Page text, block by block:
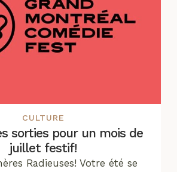
CULTURE
sorties pour un mois de
juillet festif!
Radieuses! Votre été se